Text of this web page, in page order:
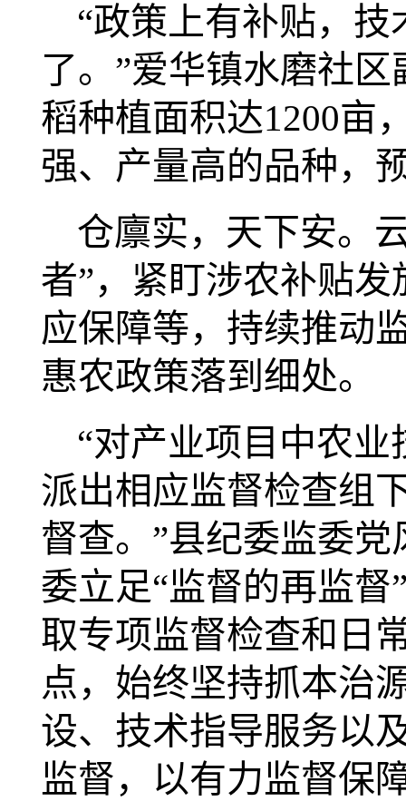
“政策上有补贴，
了。”爱华镇水磨社
稻种植面积达1200亩
强、产量高的品种，
仓廪实，天下安。
者”，紧盯涉农补贴
应保障等，持续推动
惠农政策落到细处。
“对产业项目中农
派出相应监督检查组
督查。”县纪委监委
委立足“监督的再监
取专项监督检查和日
点，始终坚持抓本治
设、技术指导服务以
监督，以有力监督保